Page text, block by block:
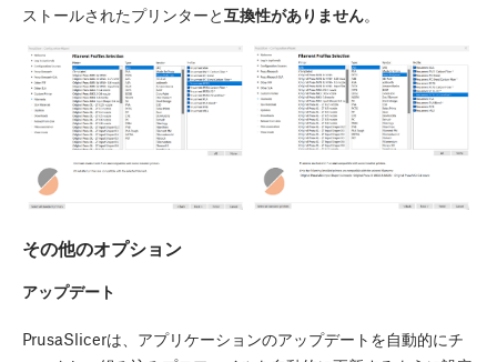
ストールされたプリンターと互換性がありません。
その他のオプション
アップデート
PrusaSlicerは、アプリケーションのアップデートを自動的にチ